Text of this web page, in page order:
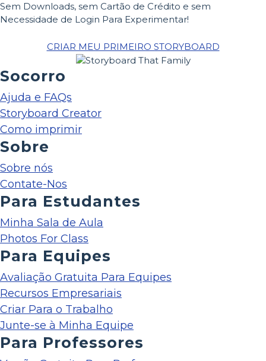
Sem Downloads, sem Cartão de Crédito e sem
Necessidade de Login Para Experimentar!
CRIAR MEU PRIMEIRO STORYBOARD
Socorro
Ajuda e FAQs
Storyboard Creator
Como imprimir
Sobre
Sobre nós
Contate-Nos
Para Estudantes
Minha Sala de Aula
Photos For Class
Para Equipes
Avaliação Gratuita Para Equipes
Recursos Empresariais
Criar Para o Trabalho
Junte-se à Minha Equipe
Para Professores